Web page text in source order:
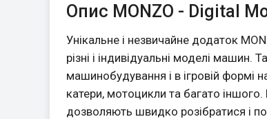
Опис MONZO - Digital
Унікальне і незвичайне додаток
різні і індивідуальні моделі
машинобудування і в ігровій формі
катери, мотоцикли та багато
дозволяють швидко розібратися і